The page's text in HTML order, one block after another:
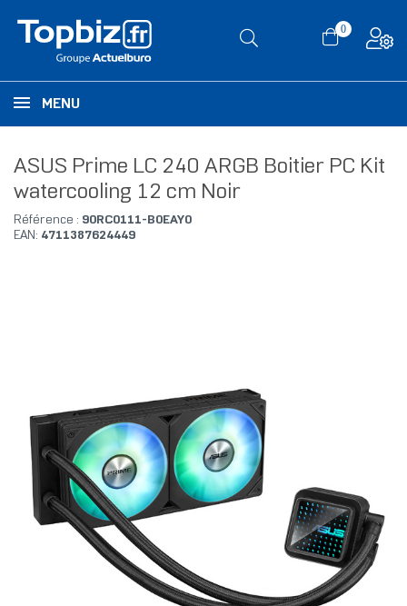
0
MENU
ASUS Prime LC 240 ARGB Boitier PC Kit
watercooling 12 cm Noir
Référence : 90RC0111-B0EAY0
EAN: 4711387624449